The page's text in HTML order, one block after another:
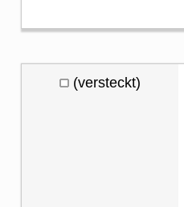
(versteckt)